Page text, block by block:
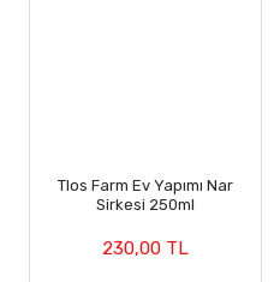
Tlos Farm Ev Yapımı Nar
Sirkesi 250ml
230,00 TL